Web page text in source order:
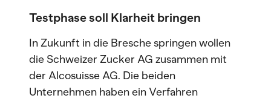
Testphase soll Klarheit bringen
In Zukunft in die Bresche springen wollen
die Schweizer Zucker AG zusammen mit
der Alcosuisse AG. Die beiden
Unternehmen haben ein Verfahren